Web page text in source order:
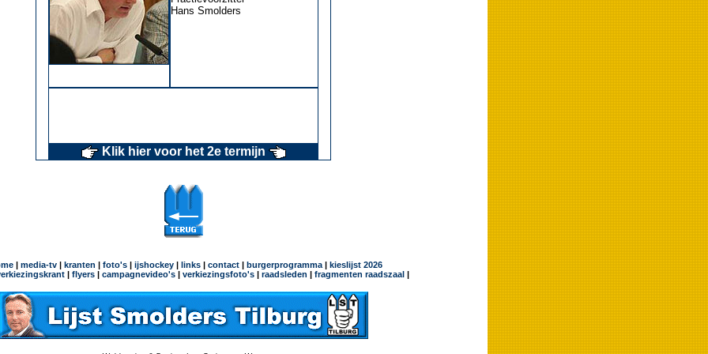
Hans Smolders
Klik hier voor het 2e termijn
| media-tv| kranten foto's| ijshockey| links| contact| burgerprogramma|
kieslijst 2026
flyers campagnevideo's verkiezingsfoto's raadsleden fragmenten raadszaal